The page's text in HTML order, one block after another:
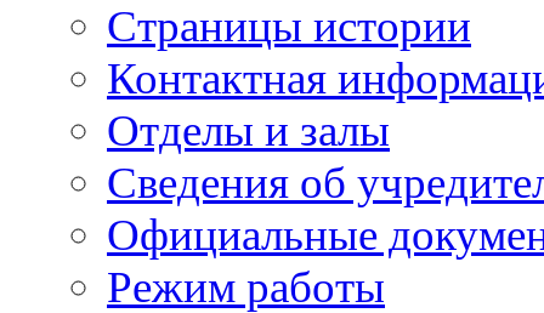
Страницы истории
Контактная
Отделы и залы
Сведения об
Официальные
Режим работы